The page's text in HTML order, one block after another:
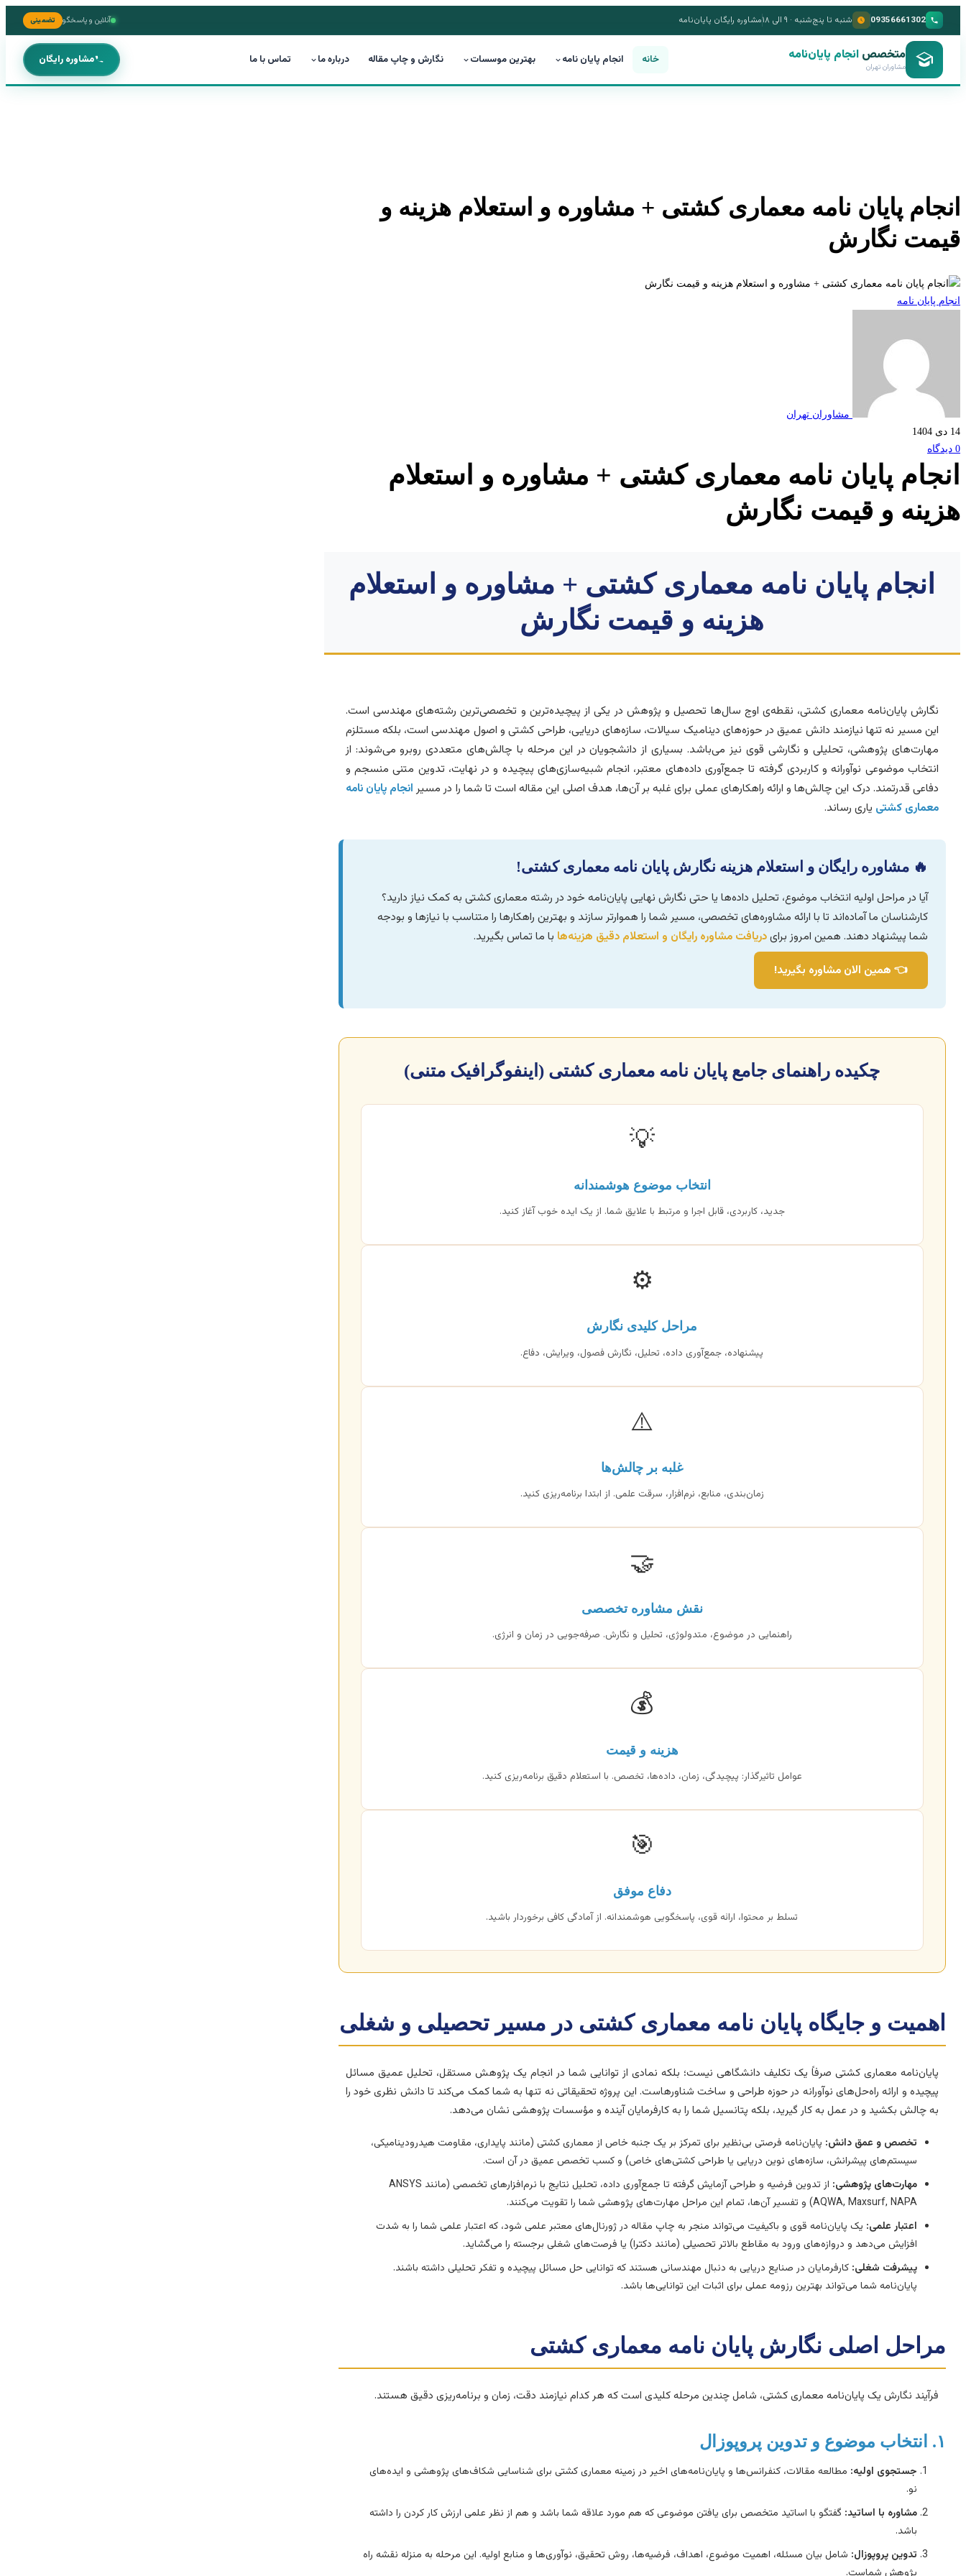
09356661302 شنبه تا پنج‌شنبه · ۹ الی ۱۸ مشاوره رایگان پایان‌نامه آنلاین و پاسخگو تضمینی
متخصص انجام پایان‌نامه
مشاوران تهران خانه انجام پایان نامه بهترین موسسات نگارش و چاپ مقاله درباره ما تماس با ما مشاوره رایگان
انجام پایان نامه معماری کشتی + مشاوره و استعلام هزینه و
قیمت نگارش
انجام پایان نامه
مشاوران تهران
14 دی 1404
0 دیدگاه
انجام پایان نامه معماری کشتی + مشاوره و استعلام
هزینه و قیمت نگارش
انجام پایان نامه معماری کشتی + مشاوره و استعلام
هزینه و قیمت نگارش
نگارش پایان‌نامه معماری کشتی، نقطه‌ی اوج سال‌ها تحصیل و پژوهش در یکی از پیچیده‌ترین و تخصصی‌ترین رشته‌های مهندسی است.
این مسیر نه تنها نیازمند دانش عمیق در حوزه‌های دینامیک سیالات، سازه‌های دریایی، طراحی کشتی و اصول مهندسی است، بلکه مستلزم
مهارت‌های پژوهشی، تحلیلی و نگارشی قوی نیز می‌باشد. بسیاری از دانشجویان در این مرحله با چالش‌های متعددی روبرو می‌شوند: از
انتخاب موضوعی نوآورانه و کاربردی گرفته تا جمع‌آوری داده‌های معتبر، انجام شبیه‌سازی‌های پیچیده و در نهایت، تدوین متنی منسجم و
دفاعی قدرتمند. درک این چالش‌ها و ارائه راهکارهای عملی برای غلبه بر آن‌ها، هدف اصلی این مقاله است تا شما را در مسیر انجام پایان نامه
معماری کشتی یاری رساند.
🔥 مشاوره رایگان و استعلام هزینه نگارش پایان نامه معماری کشتی!
آیا در مراحل اولیه انتخاب موضوع، تحلیل داده‌ها یا حتی نگارش نهایی پایان‌نامه خود در رشته معماری کشتی به کمک نیاز دارید؟
کارشناسان ما آماده‌اند تا با ارائه مشاوره‌های تخصصی، مسیر شما را هموارتر سازند و بهترین راهکارها را متناسب با نیازها و بودجه
شما پیشنهاد دهند. همین امروز برایدریافت مشاوره رایگان و استعلام دقیق هزینه‌ها با ما تماس بگیرید.
👈 همین الان مشاوره بگیرید!
چکیده راهنمای جامع پایان نامه معماری کشتی (اینفوگرافیک متنی)
💡
انتخاب موضوع هوشمندانه
جدید، کاربردی، قابل اجرا و مرتبط با علایق شما. از یک ایده خوب آغاز کنید.
⚙️
مراحل کلیدی نگارش
پیشنهاده، جمع‌آوری داده، تحلیل، نگارش فصول، ویرایش، دفاع.
⚠️
غلبه بر چالش‌ها
زمان‌بندی، منابع، نرم‌افزار، سرقت علمی. از ابتدا برنامه‌ریزی کنید.
🤝
نقش مشاوره تخصصی
راهنمایی در موضوع، متدولوژی، تحلیل و نگارش. صرفه‌جویی در زمان و انرژی.
💰
هزینه و قیمت
عوامل تاثیرگذار: پیچیدگی، زمان، داده‌ها، تخصص. با استعلام دقیق برنامه‌ریزی کنید.
🎯
دفاع موفق
تسلط بر محتوا، ارائه قوی، پاسخگویی هوشمندانه. از آمادگی کافی برخوردار باشید.
اهمیت و جایگاه پایان نامه معماری کشتی در مسیر تحصیلی و شغلی
پایان‌نامه معماری کشتی صرفاً یک تکلیف دانشگاهی نیست؛ بلکه نمادی از توانایی شما در انجام یک پژوهش مستقل، تحلیل عمیق مسائل
پیچیده و ارائه راه‌حل‌های نوآورانه در حوزه طراحی و ساخت شناورهاست. این پروژه تحقیقاتی نه تنها به شما کمک می‌کند تا دانش نظری خود را
به چالش بکشید و در عمل به کار گیرید، بلکه پتانسیل شما را به کارفرمایان آینده و مؤسسات پژوهشی نشان می‌دهد.
تخصص و عمق دانش: پایان‌نامه فرصتی بی‌نظیر برای تمرکز بر یک جنبه خاص از معماری کشتی (مانند پایداری، مقاومت هیدرودینامیکی،
سیستم‌های پیشرانش، سازه‌های نوین دریایی یا طراحی کشتی‌های خاص) و کسب تخصص عمیق در آن است.
مهارت‌های پژوهشی:
از تدوین فرضیه و طراحی آزمایش گرفته تا جمع‌آوری داده، تحلیل نتایج با نرم‌افزارهای تخصصی (مانند ANSYS
AQWA, Maxsurf, NAPA) و تفسیر آن‌ها، تمام این مراحل مهارت‌های پژوهشی شما را تقویت می‌کنند.
اعتبار علمی: یک پایان‌نامه قوی و باکیفیت می‌تواند منجر به چاپ مقاله در ژورنال‌های معتبر علمی شود، که اعتبار علمی شما را به شدت
افزایش می‌دهد و دروازه‌های ورود به مقاطع بالاتر تحصیلی (مانند دکترا) یا فرصت‌های شغلی برجسته را می‌گشاید.
پیشرفت شغلی: کارفرمایان در صنایع دریایی به دنبال مهندسانی هستند که توانایی حل مسائل پیچیده و تفکر تحلیلی داشته باشند.
پایان‌نامه شما می‌تواند بهترین رزومه عملی برای اثبات این توانایی‌ها باشد.
مراحل اصلی نگارش پایان نامه معماری کشتی
فرآیند نگارش یک پایان‌نامه معماری کشتی، شامل چندین مرحله کلیدی است که هر کدام نیازمند دقت، زمان و برنامه‌ریزی دقیق هستند.
۱. انتخاب موضوع و تدوین پروپوزال
جستجوی اولیه: مطالعه مقالات، کنفرانس‌ها و پایان‌نامه‌های اخیر در زمینه معماری کشتی برای شناسایی شکاف‌های پژوهشی و ایده‌های
نو.
مشاوره با اساتید: گفتگو با اساتید متخصص برای یافتن موضوعی که هم مورد علاقه شما باشد و هم از نظر علمی ارزش کار کردن را داشته
باشد.
تدوین پروپوزال: شامل بیان مسئله، اهمیت موضوع، اهداف، فرضیه‌ها، روش تحقیق، نوآوری‌ها و منابع اولیه. این مرحله به منزله نقشه راه